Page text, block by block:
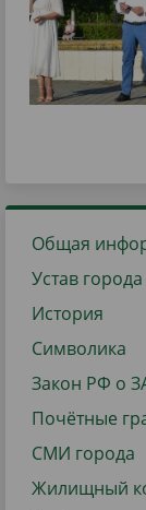
Общая
Устав города
История
Символика
Закон РФ о
Почётные
СМИ города
Жилищный